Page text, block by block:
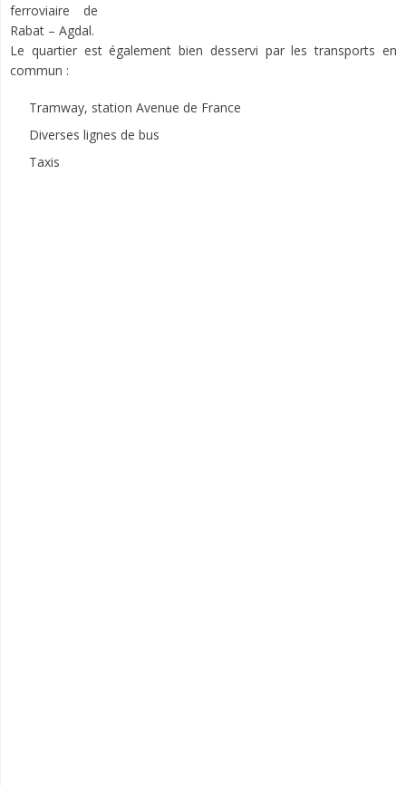
ferroviaire de
Rabat – Agdal.
Le quartier est également bien desservi par les transports en
commun :
Tramway, station Avenue de France
Diverses lignes de bus
Taxis